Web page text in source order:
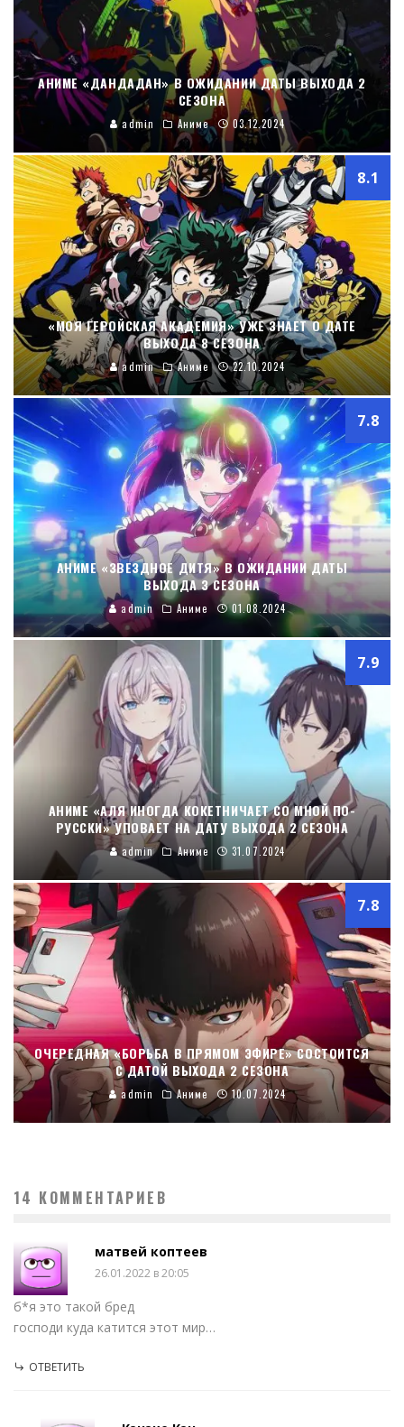
АНИМЕ «ДАНДАДАН» В ОЖИДАНИИ ДАТЫ ВЫХОДА 2
СЕЗОНА
admin Аниме 03.12.2024
8.1
«МОЯ ГЕРОЙСКАЯ АКАДЕМИЯ» УЖЕ ЗНАЕТ О ДАТЕ
ВЫХОДА 8 СЕЗОНА
admin Аниме 22.10.2024
7.8
АНИМЕ «ЗВЕЗДНОЕ ДИТЯ» В ОЖИДАНИИ ДАТЫ
ВЫХОДА 3 СЕЗОНА
admin Аниме 01.08.2024
7.9
АНИМЕ «АЛЯ ИНОГДА КОКЕТНИЧАЕТ СО МНОЙ ПО-
РУССКИ» УПОВАЕТ НА ДАТУ ВЫХОДА 2 СЕЗОНА
admin Аниме 31.07.2024
7.8
ОЧЕРЕДНАЯ «БОРЬБА В ПРЯМОМ ЭФИРЕ» СОСТОИТСЯ
С ДАТОЙ ВЫХОДА 2 СЕЗОНА
admin Аниме 10.07.2024
14 КОММЕНТАРИЕВ
матвей коптеев
26.01.2022 в 20:05
б*я это такой бред
господи куда катится этот мир…
ОТВЕТИТЬ